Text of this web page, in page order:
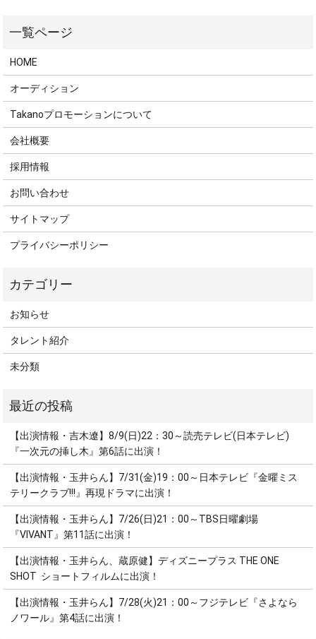
HOME
オーディション
Takanoプロモーションについて
会社概要
採用情報
お問い合わせ
サイトマップ
プライバシーポリシー
お知らせ
タレント紹介
未分類
【出演情報・吉木遼】8/9(日)22：30～読売テレビ(日本テレビ)
『一次元の挿し木』第6話に出演！
【出演情報・玉井らん】7/31(金)19：00～日本テレビ『金曜ミス
テリークラブ!!!』再現ドラマに出演！
【出演情報・玉井らん】7/26(日)21：00～TBS日曜劇場
『VIVANT』第11話に出演！
【出演情報・玉井らん、蔵原健】ディズニープラス THE ONE
SHOT ショートフィルムに出演！
【出演情報・玉井らん】7/28(火)21：00～フジテレビ『さよなら
ノワール』第4話に出演！